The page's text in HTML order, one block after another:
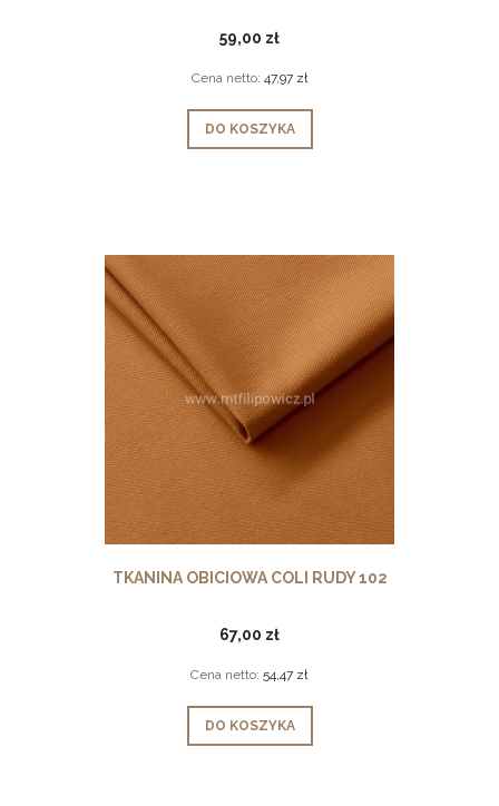
59,00 zł
Cena netto: 47,97 zł
DO KOSZYKA
TKANINA OBICIOWA COLI RUDY 102
67,00 zł
Cena netto: 54,47 zł
DO KOSZYKA